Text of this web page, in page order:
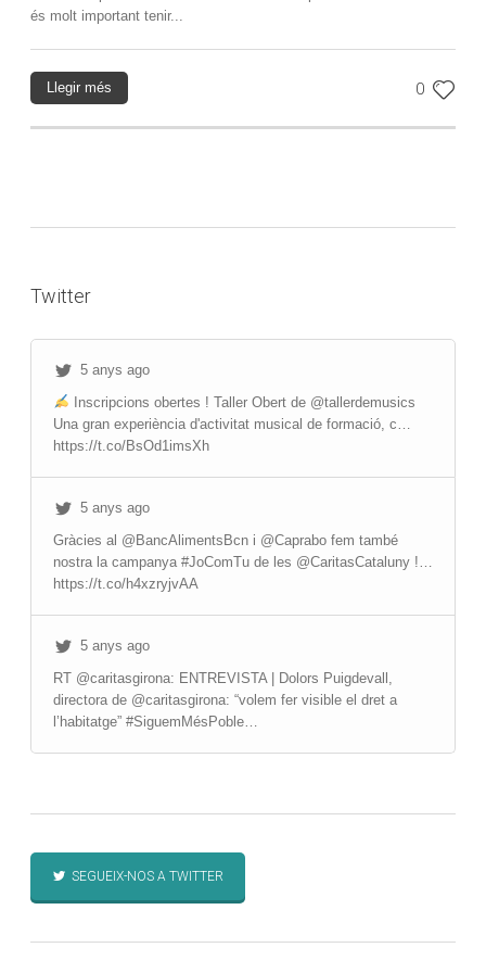
és molt important tenir...
0
Llegir més
Twitter
5 anys ago
Inscripcions obertes ! Taller Obert de @tallerdemusics
Una gran experiència d'activitat musical de formació, c…
https://t.co/BsOd1imsXh
5 anys ago
Gràcies al @BancAlimentsBcn i @Caprabo fem també
nostra la campanya #JoComTu de les @CaritasCataluny !…
https://t.co/h4xzryjvAA
5 anys ago
RT @caritasgirona: ENTREVISTA | Dolors Puigdevall,
directora de @caritasgirona: “volem fer visible el dret a
l’habitatge” #SiguemMésPoble…
SEGUEIX-NOS A TWITTER